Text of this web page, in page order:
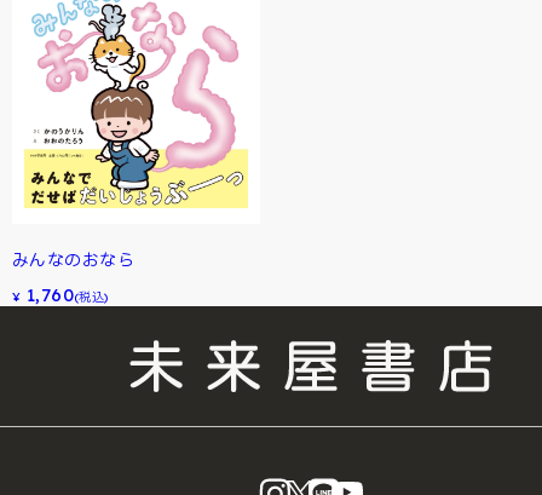
みんなのおなら
¥ 1,760(税込)
instagram
X LINE